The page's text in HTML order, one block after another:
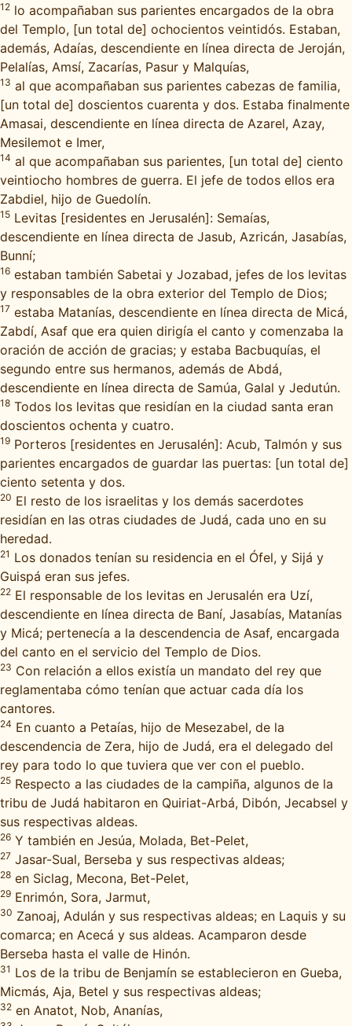
12 lo acompañaban sus parientes encargados de la obra
del Templo, [un total de] ochocientos veintidós. Estaban,
además, Adaías, descendiente en línea directa de Jeroján,
Pelalías, Amsí, Zacarías, Pasur y Malquías,
13 al que acompañaban sus parientes cabezas de familia,
[un total de] doscientos cuarenta y dos. Estaba finalmente
Amasai, descendiente en línea directa de Azarel, Azay,
Mesilemot e Imer,
14 al que acompañaban sus parientes, [un total de] ciento
veintiocho hombres de guerra. El jefe de todos ellos era
Zabdiel, hijo de Guedolín.
15 Levitas [residentes en Jerusalén]: Semaías,
descendiente en línea directa de Jasub, Azricán, Jasabías,
Bunní;
16 estaban también Sabetai y Jozabad, jefes de los levitas
y responsables de la obra exterior del Templo de Dios;
17 estaba Matanías, descendiente en línea directa de Micá,
Zabdí, Asaf que era quien dirigía el canto y comenzaba la
oración de acción de gracias; y estaba Bacbuquías, el
segundo entre sus hermanos, además de Abdá,
descendiente en línea directa de Samúa, Galal y Jedutún.
18 Todos los levitas que residían en la ciudad santa eran
doscientos ochenta y cuatro.
19 Porteros [residentes en Jerusalén]: Acub, Talmón y sus
parientes encargados de guardar las puertas: [un total de]
ciento setenta y dos.
20 El resto de los israelitas y los demás sacerdotes
residían en las otras ciudades de Judá, cada uno en su
heredad.
21 Los donados tenían su residencia en el Ófel, y Sijá y
Guispá eran sus jefes.
22 El responsable de los levitas en Jerusalén era Uzí,
descendiente en línea directa de Baní, Jasabías, Matanías
y Micá; pertenecía a la descendencia de Asaf, encargada
del canto en el servicio del Templo de Dios.
23 Con relación a ellos existía un mandato del rey que
reglamentaba cómo tenían que actuar cada día los
cantores.
24 En cuanto a Petaías, hijo de Mesezabel, de la
descendencia de Zera, hijo de Judá, era el delegado del
rey para todo lo que tuviera que ver con el pueblo.
25 Respecto a las ciudades de la campiña, algunos de la
tribu de Judá habitaron en Quiriat-Arbá, Dibón, Jecabsel y
sus respectivas aldeas.
26 Y también en Jesúa, Molada, Bet-Pelet,
27 Jasar-Sual, Berseba y sus respectivas aldeas;
28 en Siclag, Mecona, Bet-Pelet,
29 Enrimón, Sora, Jarmut,
30 Zanoaj, Adulán y sus respectivas aldeas; en Laquis y su
comarca; en Acecá y sus aldeas. Acamparon desde
Berseba hasta el valle de Hinón.
31 Los de la tribu de Benjamín se establecieron en Gueba,
Micmás, Aja, Betel y sus respectivas aldeas;
32 en Anatot, Nob, Ananías,